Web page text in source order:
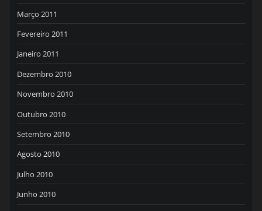
Março 2011
Fevereiro 2011
Janeiro 2011
Dezembro 2010
Novembro 2010
Outubro 2010
Setembro 2010
Agosto 2010
Julho 2010
Junho 2010